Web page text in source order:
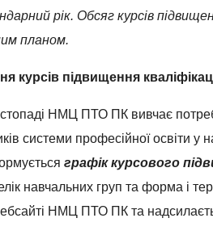
рік. Обсяг курсів
планом.
курсів підвищення
НМЦ ПТО ПК вивчає
системи професійної освіти у
графік курсового
навчальних груп та форма і
НМЦ ПТО ПК та